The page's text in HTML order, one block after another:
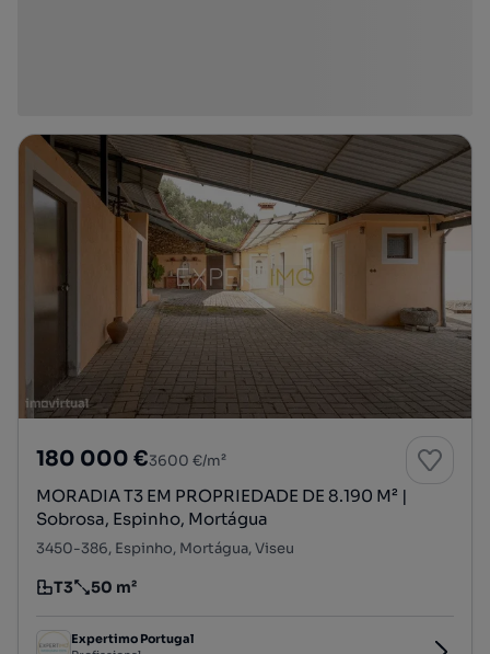
180 000 €3600 €/m²
MORADIA T3 EM PROPRIEDADE DE 8.190 M² |
Sobrosa, Espinho, Mortágua
3450-386, Espinho, Mortágua, Viseu
Tipologia
T3
Preço por metro quadrado
50 m²
Expertimo Portugal